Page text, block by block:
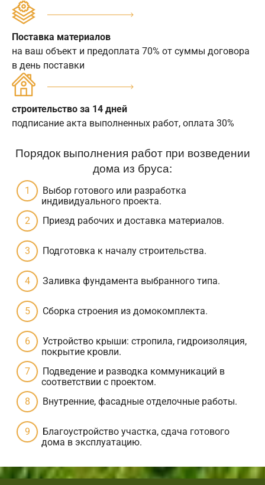
Поставка материалов
на ваш объект и предоплата 70% от суммы договора
в день поставки
строительство за 14 дней
подписание акта выполненных работ, оплата 30%
Порядок выполнения работ при возведении
дома из бруса:
Выбор готового или разработка
индивидуального проекта.
Приезд рабочих и доставка материалов.
Подготовка к началу строительства.
Заливка фундамента выбранного типа.
Сборка строения из домокомплекта.
Устройство крыши: стропила, гидроизоляция,
покрытие кровли.
Подведение и разводка коммуникаций в
соответствии с проектом.
Внутренние, фасадные отделочные работы.
Благоустройство участка, сдача готового
дома в эксплуатацию.